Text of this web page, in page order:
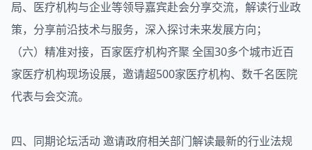
局、医疗机构与企业等领导嘉宾赴会分享交流，解读行业政
策，分享前沿技术与服务，深入探讨未来发展方向；
（六）精准对接，百家医疗机构齐聚 全国30多个城市近百
家医疗机构现场设展，邀请超500家医疗机构、数千名医院
代表与会交流。
四、同期论坛活动 邀请政府相关部门解读最新的行业法规